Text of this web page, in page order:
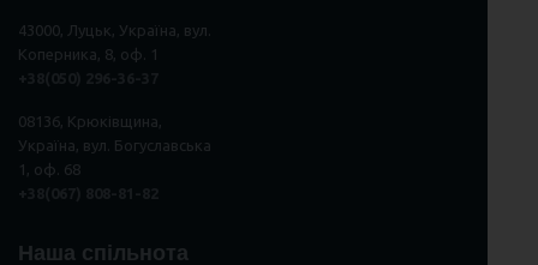
43000, Луцьк, Україна, вул.
Коперника, 8, оф. 1
08136, Крюківщина,
Україна, вул. Богуславська
1, оф. 68
Наша спільнота